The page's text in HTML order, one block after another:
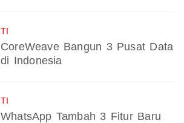
TI
CoreWeave Bangun 3 Pusat Data
di Indonesia
TI
WhatsApp Tambah 3 Fitur Baru